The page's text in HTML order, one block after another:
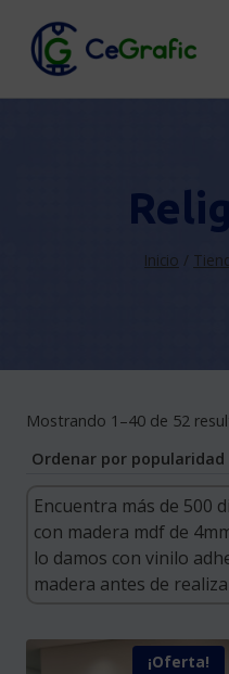
contenido
Inicio /
Mostrando 1–40 de 52
¡Oferta!